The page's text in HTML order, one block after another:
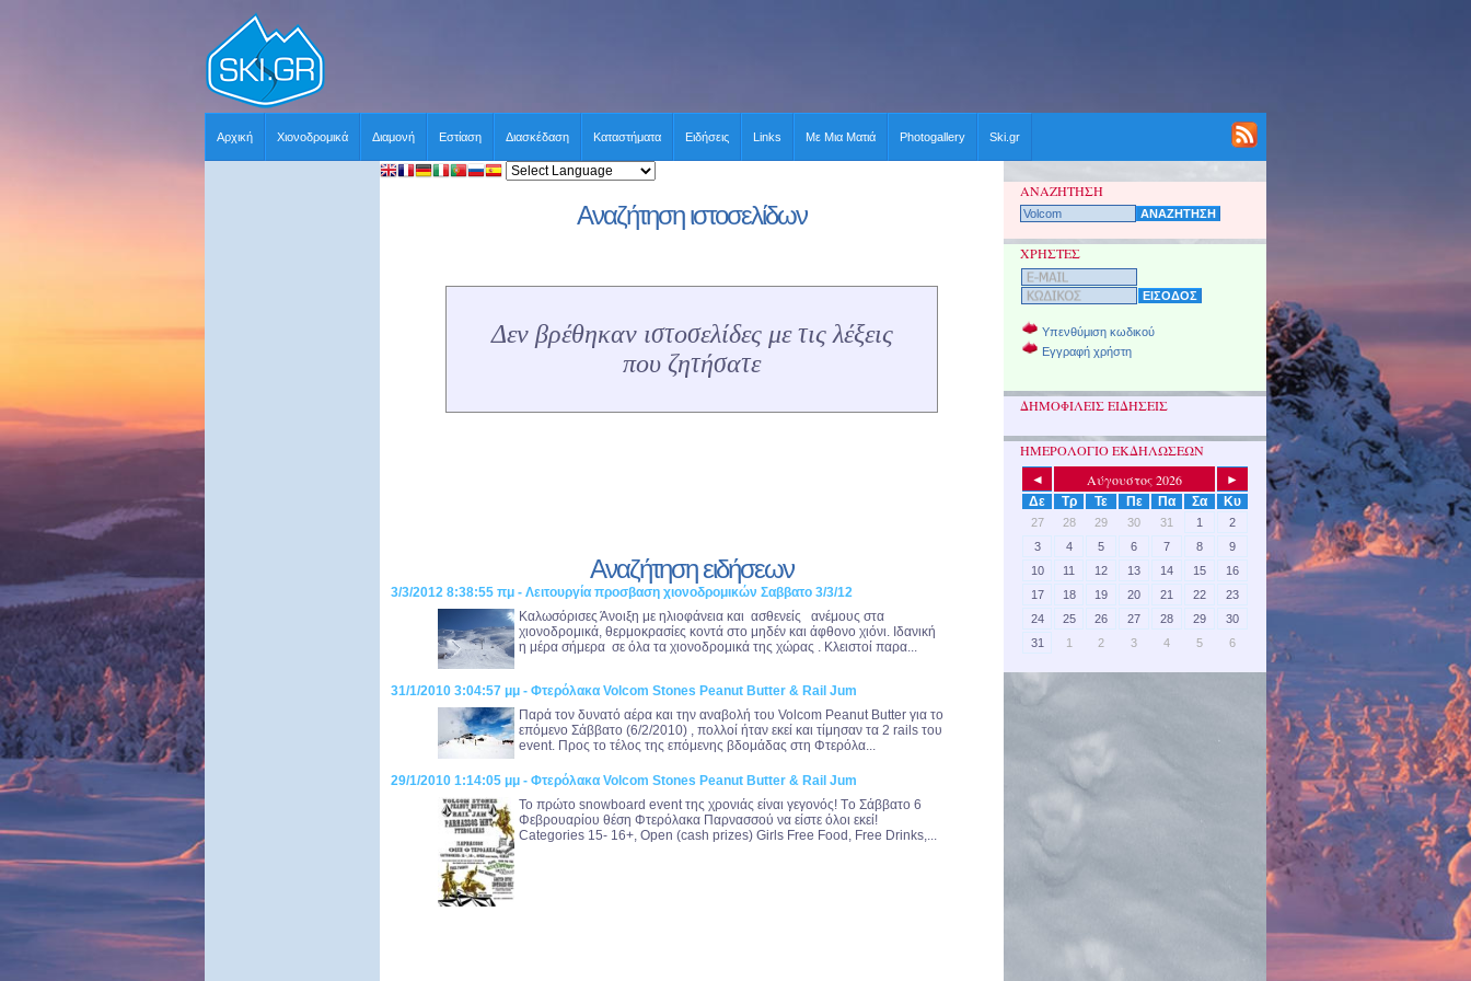
Αρχική Χιονοδρομικά Διαμονή Εστίαση Διασκέδαση Καταστήματα Ειδήσεις Links Με Μια Ματιά Photogallery Ski.gr
Αναζήτηση ιστοσελίδων
Δεν βρέθηκαν ιστοσελίδες με τις λέξεις
που ζητήσατε
Αναζήτηση ειδήσεων
3/3/2012 8:38:55 πμ - Λειτουργία προσβαση χιονοδρομικών Σαββατο 3/3/12
Καλωσόρισες Άνοιξη με ηλιοφάνεια και ασθενείς ανέμους στα
χιονοδρομικά, θερμοκρασίες κοντά στο μηδέν και άφθονο χιόνι. Ιδανική
η μέρα σήμερα σε όλα τα χιονοδρομικά της χώρας . Κλειστοί παρα...
31/1/2010 3:04:57 μμ - Φτερόλακα Volcom Stones Peanut Butter & Rail Jum
Παρά τον δυνατό αέρα και την αναβολή του Volcom Peanut Butter για το
επόμενο Σάββατο (6/2/2010) , πολλοί ήταν εκεί και τίμησαν τα 2 rails του
event. Προς το τέλος της επόμενης βδομάδας στη Φτερόλα...
29/1/2010 1:14:05 μμ - Φτερόλακα Volcom Stones Peanut Butter & Rail Jum
Το πρώτο snowboard event της χρονιάς είναι γεγονός! Tο Σάββατο 6
Φεβρουαρίου θέση Φτερόλακα Παρνασσού να είστε όλοι εκεί!
Categories 15- 16+, Open (cash prizes) Girls Free Food, Free Drinks,...
ΑΝΑΖΗΤΗΣΗ
ΧΡΗΣΤΕΣ
Υπενθύμιση κωδικού
Εγγραφή χρήστη
ΔΗΜΟΦΙΛΕΙΣ ΕΙΔΗΣΕΙΣ
ΗΜΕΡΟΛΟΓΙΟ ΕΚΔΗΛΩΣΕΩΝ
◄ Αύγουστος 2026
►
Δε
Τρ Τε Πε Πα Σα Κυ
27 28 29 30 31 1
2
3
4 5 6 7 8
9
10
11 12 13 14 15
16
17
18 19 20 21 22
23
24
25 26 27 28 29
30
31
1 2 3 4 5 6